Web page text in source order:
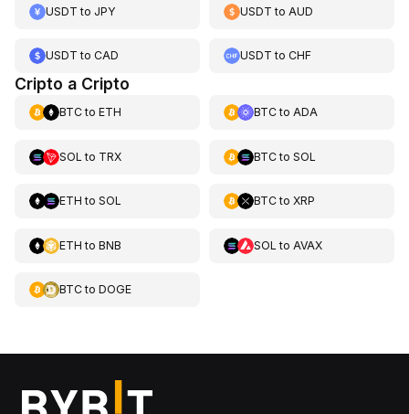
USDT to JPY USDT to AUD
USDT to CAD USDT toCHF
Cripto a Cripto
BTCto ETH BTCto ADA
SOL to TRX BTCto SOL
ETH to SOL BTCto XRP
ETH to BNB SOL to AVAX
BTCto DOGE